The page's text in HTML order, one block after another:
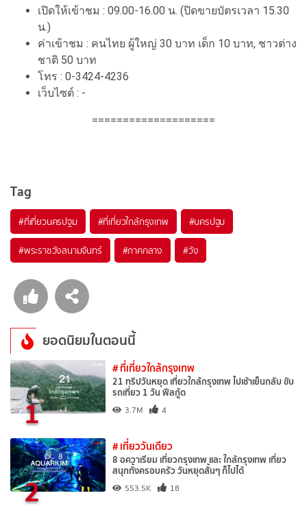
เปิดให้เข้าชม : 09.00-16.00 น. (ปิดขายบัตรเวลา 15.30
น.)
ค่าเข้าชม : คนไทย ผู้ใหญ่ 30 บาท เด็ก 10 บาท, ชาวต่าง
ชาติ 50 บาท
โทร : 0-3424-4236
เว็บไซต์ : -
====================
Tag
#ที่เที่ยวนครปฐม #ที่เที่ยวใกล้กรุงเทพ #นครปฐม
#พระราชวังสนามจันทร์ #ภาคกลาง #วัง
ยอดนิยมในตอนนี้
1
# ที่เที่ยวใกล้กรุงเทพ
21 ทริปวันหยุด เที่ยวใกล้กรุงเทพ ไปเช้าเย็นกลับ ขับ
รถเที่ยว 1 วัน ฟีลกู้ด
3.7M 4
2
# เที่ยววันเดียว
8 อควาเรียม เที่ยวกรุงเทพ และ ใกล้กรุงเทพ เที่ยว
สนุกทั้งครอบครัว วันหยุดสั้นๆ ก็ไปได้
553.5K 18